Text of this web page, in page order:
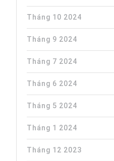
Tháng 10 2024
Tháng 9 2024
Tháng 7 2024
Tháng 6 2024
Tháng 5 2024
Tháng 1 2024
Tháng 12 2023